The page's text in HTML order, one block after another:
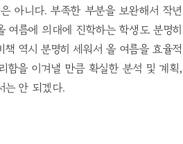
아니다. 부족한 부분을 보완해서 작년
여름에 의대에 진학하는 학생도 분명히
역시 분명히 세워서 올 여름을 효율적
을 이겨낼 만큼 확실한 분석 및 계획,
는 안 되겠다.